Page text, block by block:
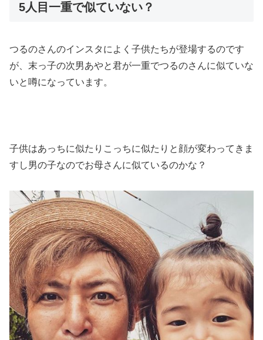
5人目一重で似ていない？
つるのさんのインスタによく子供たちが登場するのです
が、末っ子の次男あやと君が一重でつるのさんに似ていな
いと噂になっています。
子供はあっちに似たりこっちに似たりと顔が変わってきま
すし男の子なのでお母さんに似ているのかな？